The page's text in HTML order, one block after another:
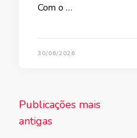
Com o …
30/06/2026
Navegação
por
Publicações mais
antigas